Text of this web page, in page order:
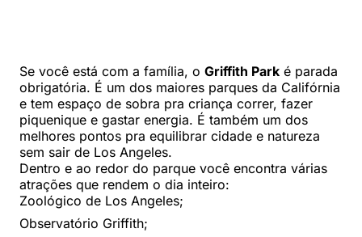
Se você está com a família, o Griffith Park é parada
obrigatória. É um dos maiores parques da Califórnia
e tem espaço de sobra pra criança correr, fazer
piquenique e gastar energia. É também um dos
melhores pontos pra equilibrar cidade e natureza
sem sair de Los Angeles.
Dentro e ao redor do parque você encontra várias
atrações que rendem o dia inteiro:
Zoológico de Los Angeles;
Observatório Griffith;